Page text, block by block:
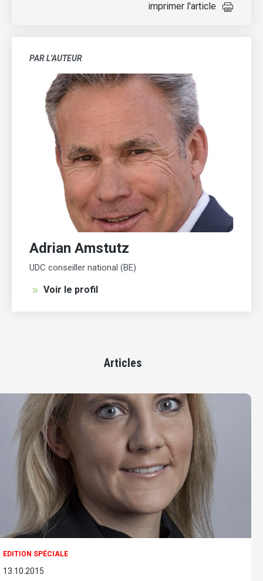
imprimer l'article
PAR L’AUTEUR
Adrian Amstutz
UDC conseiller national (BE)
Voir le profil
Articles
EDITION SPÉCIALE
13.10.2015